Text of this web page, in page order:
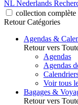
NL Nederlands
collection complète
Retour Catégories
Agendas &
Retour vers
Agendas
Agendas
Voir tous
Bagages &
Retour vers